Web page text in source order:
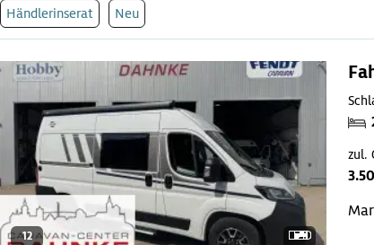
Händlerinserat Neu
12
zul.